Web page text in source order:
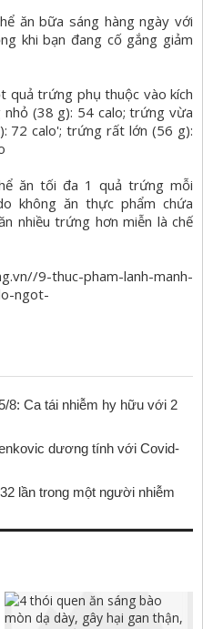
ăn bữa sáng hàng ngày với
khi bạn đang cố gắng giảm
quả trứng phụ thuộc vào kích
(38 g): 54 calo; trứng vừa
72 calo'; trứng rất lớn (56 g):
ăn tối đa 1 quả trứng mỗi
không ăn thực phẩm chứa
nhiều trứng hơn miễn là chế
9-thuc-pham-lanh-manh-
ngot-
8: Ca tái nhiễm hy hữu với 2
dương tính với Covid-
lần trong một người nhiễm